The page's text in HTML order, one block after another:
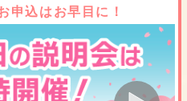
申込はお早目に！